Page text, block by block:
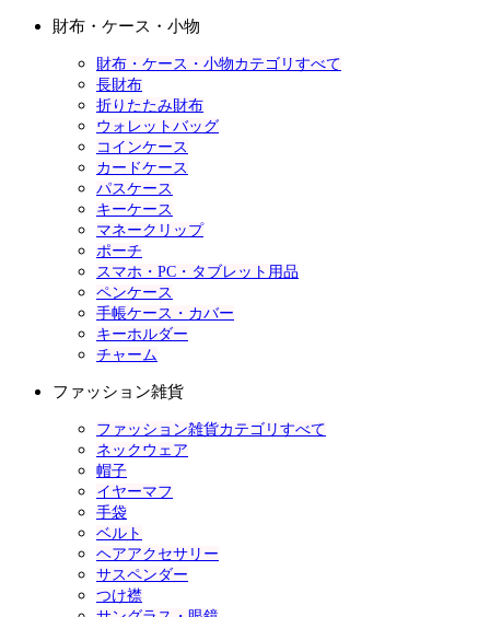
財布・ケース・小物
財布・ケース・小物カテゴリすべて
長財布
折りたたみ財布
ウォレットバッグ
コインケース
カードケース
パスケース
キーケース
マネークリップ
ポーチ
スマホ・PC・タブレット用品
ペンケース
手帳ケース・カバー
キーホルダー
チャーム
ファッション雑貨
ファッション雑貨カテゴリすべて
ネックウェア
帽子
イヤーマフ
手袋
ベルト
ヘアアクセサリー
サスペンダー
つけ襟